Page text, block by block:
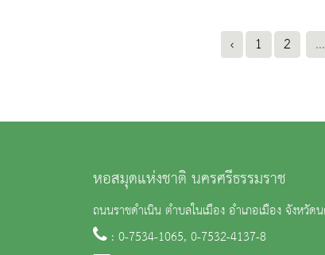
‹ 1 2 ...
หอสมุดแห่งชาติ นครศรีธรรมราช
ถนนราชดำเนิน ตำบลในเมือง อำเภอเมือง จังหวัด
: 0-7534-1065, 0-7532-4137-8